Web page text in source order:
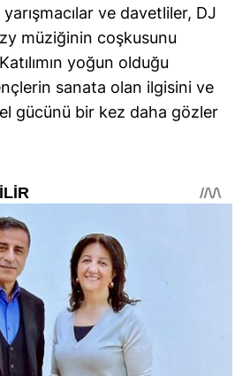
ve davetliler, DJ
müziğinin coşkusunu
yoğun olduğu
sanata olan ilgisini ve
gücünü bir kez daha gözler